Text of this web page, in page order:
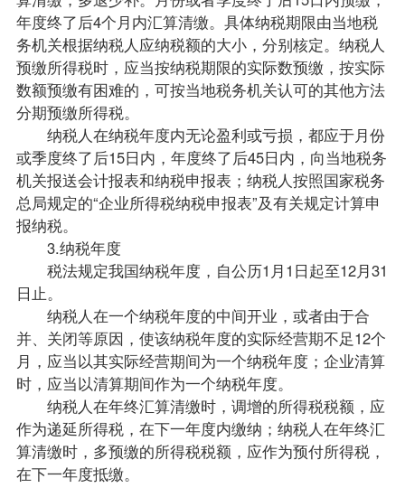
年度终了后4个月内汇算清缴。具体纳税期限由当地税
务机关根据纳税人应纳税额的大小，分别核定。纳税人
预缴所得税时，应当按纳税期限的实际数预缴，按实际
数额预缴有困难的，可按当地税务机关认可的其他方法
分期预缴所得税。
纳税人在纳税年度内无论盈利或亏损，都应于月份
或季度终了后15日内，年度终了后45日内，向当地税务
机关报送会计报表和纳税申报表；纳税人按照国家税务
总局规定的“企业所得税纳税申报表”及有关规定计算申
报纳税。
3.纳税年度
税法规定我国纳税年度，自公历1月1日起至12月31
日止。
纳税人在一个纳税年度的中间开业，或者由于合
并、关闭等原因，使该纳税年度的实际经营期不足12个
月，应当以其实际经营期间为一个纳税年度；企业清算
时，应当以清算期间作为一个纳税年度。
纳税人在年终汇算清缴时，调增的所得税税额，应
作为递延所得税，在下一年度内缴纳；纳税人在年终汇
算清缴时，多预缴的所得税税额，应作为预付所得税，
在下一年度抵缴。